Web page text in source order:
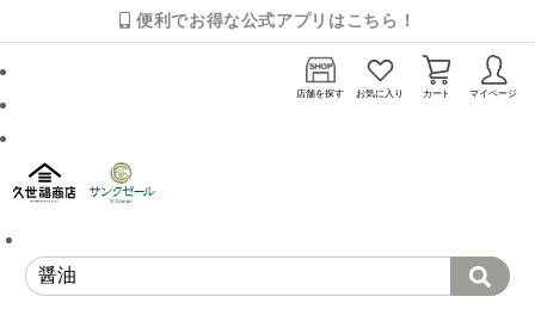
便利でお得な公式アプリはこちら！
店舗を探す お気に入り カート マイページ